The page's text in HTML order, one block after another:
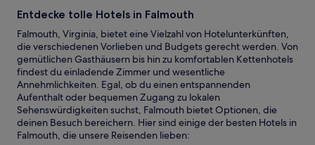
Entdecke tolle Hotels in Falmouth
Falmouth, Virginia, bietet eine Vielzahl von Hotelunterkünften,
die verschiedenen Vorlieben und Budgets gerecht werden. Von
gemütlichen Gasthäusern bis hin zu komfortablen Kettenhotels
findest du einladende Zimmer und wesentliche
Annehmlichkeiten. Egal, ob du einen entspannenden
Aufenthalt oder bequemen Zugang zu lokalen
Sehenswürdigkeiten suchst, Falmouth bietet Optionen, die
deinen Besuch bereichern. Hier sind einige der besten Hotels in
Falmouth, die unsere Reisenden lieben: